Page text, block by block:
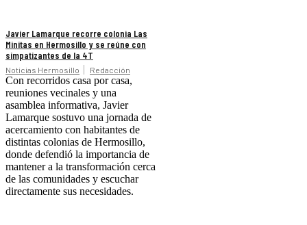
Javier Lamarque recorre colonia Las
Minitas en Hermosillo y se reúne con
simpatizantes de la 4T
Noticias Hermosillo Redacción
Con recorridos casa por casa,
reuniones vecinales y una
asamblea informativa, Javier
Lamarque sostuvo una jornada de
acercamiento con habitantes de
distintas colonias de Hermosillo,
donde defendió la importancia de
mantener a la transformación cerca
de las comunidades y escuchar
directamente sus necesidades.